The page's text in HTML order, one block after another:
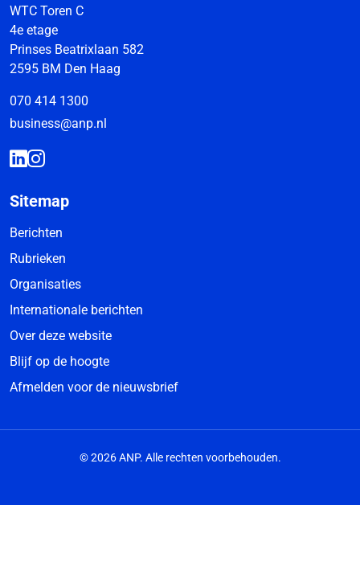
WTC Toren C
4e etage
Prinses Beatrixlaan 582
2595 BM Den Haag
070 414 1300
business@anp.nl
Sitemap
Berichten
Rubrieken
Organisaties
Internationale berichten
Over deze website
Blijf op de hoogte
Afmelden voor de nieuwsbrief
© 2026 ANP. Alle rechten voorbehouden.